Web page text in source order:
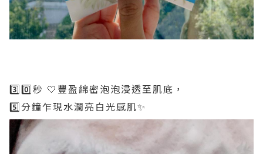
3️⃣0️⃣秒 🤍豐盈綿密泡泡浸透至肌底，
5️⃣分鐘乍現水潤亮白光感肌✨